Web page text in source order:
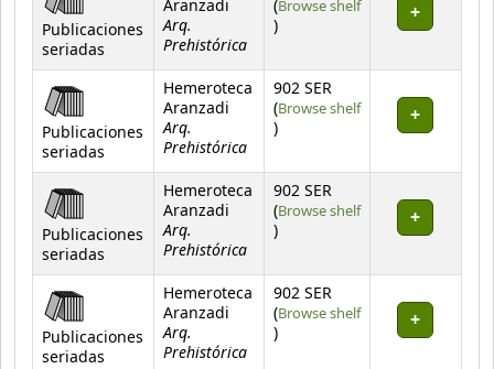
Publicaciones
seriadas
Aranzadi
Arq.
Prehistórica
(Browse shelf
(Opens below)
)
Publicaciones
seriadas
Hemeroteca
Aranzadi
Arq.
Prehistórica
902 SER
(Browse shelf
(Opens below)
)
Publicaciones
seriadas
Hemeroteca
Aranzadi
Arq.
Prehistórica
902 SER
(Browse shelf
(Opens below)
)
Publicaciones
seriadas
Hemeroteca
Aranzadi
Arq.
Prehistórica
902 SER
(Browse shelf
(Opens below)
)